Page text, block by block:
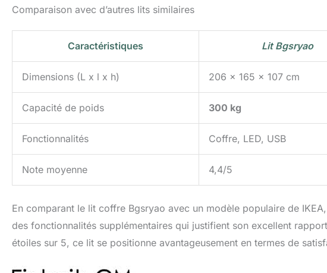
Comparaison avec d’autres lits similaires
Caractéristiques Lit Bgsryao
Dimensions (L x l x h) 206 x 165 x 107 cm
Capacité de poids 300 kg
Fonctionnalités Coffre, LED, USB
Note moyenne 4,4/5
En comparant le lit coffre Bgsryao avec un modèle populaire de
des fonctionnalités supplémentaires qui justifient son excellent
étoiles sur 5, ce lit se positionne avantageusement en termes de